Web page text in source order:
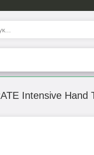
Intensive